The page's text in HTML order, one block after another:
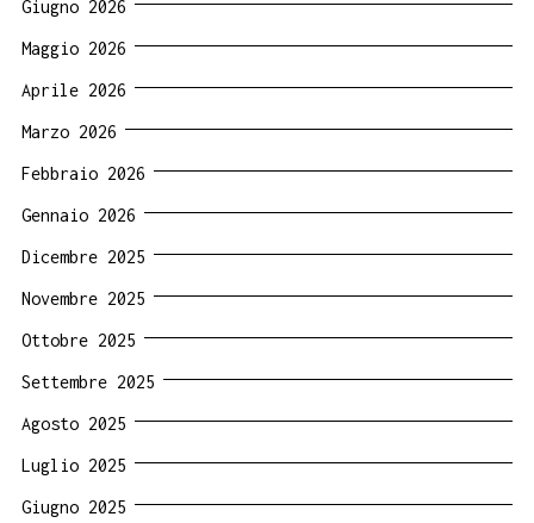
Giugno 2026
Maggio 2026
Aprile 2026
Marzo 2026
Febbraio 2026
Gennaio 2026
Dicembre 2025
Novembre 2025
Ottobre 2025
Settembre 2025
Agosto 2025
Luglio 2025
Giugno 2025